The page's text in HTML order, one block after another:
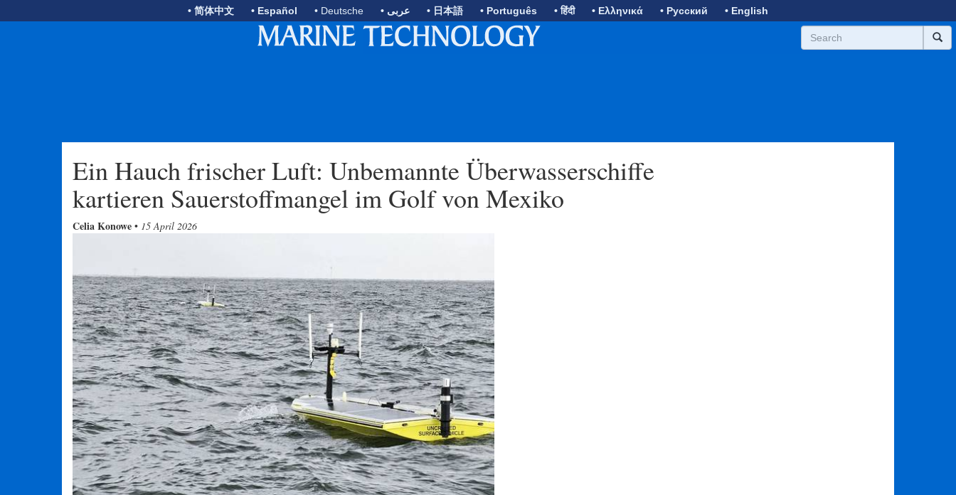
• 简体中文 • Español • Deutsche • عربى • 日本語 • Português • हिंदी • Ελληνικά • Русский • English
Ein Hauch frischer Luft: Unbemannte Überwasserschiffe
kartieren Sauerstoffmangel im Golf von Mexiko
Celia Konowe • 15 April 2026